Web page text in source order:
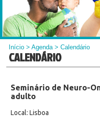
Início >Agenda> Calendário
CALENDÁRIO
Seminário de Neuro-
adulto
Local: Lisboa